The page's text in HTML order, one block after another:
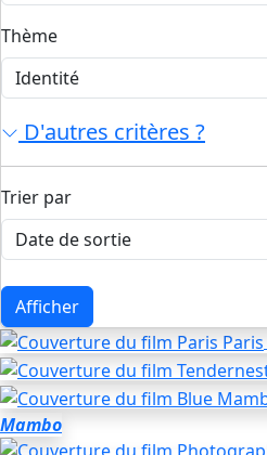
Thème
D'autres critères ?
Trier par
Afficher
Mambo